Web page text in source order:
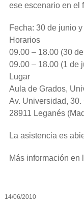
ese escenario en el
Fecha: 30 de junio
Horarios
09.00 – 18.00 (30
09.00 – 18.00 (1 de
Lugar
Aula de Grados,
Av. Universidad,
28911 Leganés
La asistencia es
Más información en
14/06/2010